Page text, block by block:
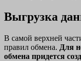
Выгрузка
В самой верхней
правил обмена. Для
обмена придется